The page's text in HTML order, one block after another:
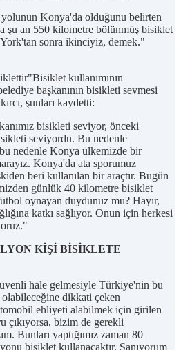
Konya'da olduğunu belirten
şu an 550 kilometre bölünmüş bisiklet
sonra ikinciyiz, demek."
kullanımının
başkanının bisikleti sevmesi
şunları kaydetti:
bisikleti seviyor, önceki
seviyordu. Bu nedenle
bu nedenle Konya ülkemizde bir
Konya'da ata sporumuz
beri kullanılan bir araçtır. Bugün
günlük 40 kilometre bisiklet
oynayan duydunuz mu? Hayır,
katkı sağlıyor. Onun için herkesi
KİŞİ BİSİKLETE
hale gelmesiyle Türkiye'nin bu
dikkati çeken
ehliyeti alabilmek için girilen
çıkıyorsa, bizim de gerekli
Bunları yaptığımız zaman 80
bisiklet kullanacaktır. Sanıyorum